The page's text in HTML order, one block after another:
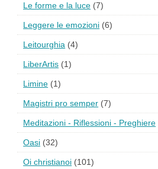
Le forme e la luce (7)
Leggere le emozioni (6)
Leitourghia (4)
LiberArtis (1)
Limine (1)
Magistri pro semper (7)
Meditazioni - Riflessioni - Preghiere
Oasi (32)
Oi christianoi (101)